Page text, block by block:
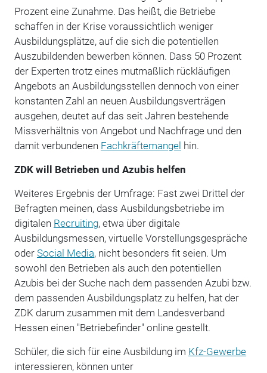
Prozent eine Zunahme. Das heißt, die Betriebe
schaffen in der Krise voraussichtlich weniger
Ausbildungsplätze, auf die sich die potentiellen
Auszubildenden bewerben können. Dass 50 Prozent
der Experten trotz eines mutmaßlich rückläufigen
Angebots an Ausbildungsstellen dennoch von einer
konstanten Zahl an neuen Ausbildungsverträgen
ausgehen, deutet auf das seit Jahren bestehende
Missverhältnis von Angebot und Nachfrage und den
damit verbundenen Fachkräftemangel hin.
ZDK will Betrieben und Azubis helfen
Weiteres Ergebnis der Umfrage: Fast zwei Drittel der
Befragten meinen, dass Ausbildungsbetriebe im
digitalen Recruiting, etwa über digitale
Ausbildungsmessen, virtuelle Vorstellungsgespräche
oder Social Media, nicht besonders fit seien. Um
sowohl den Betrieben als auch den potentiellen
Azubis bei der Suche nach dem passenden Azubi bzw.
dem passenden Ausbildungsplatz zu helfen, hat der
ZDK darum zusammen mit dem Landesverband
Hessen einen "Betriebefinder" online gestellt.
Schüler, die sich für eine Ausbildung im Kfz-Gewerbe
interessieren, können unter